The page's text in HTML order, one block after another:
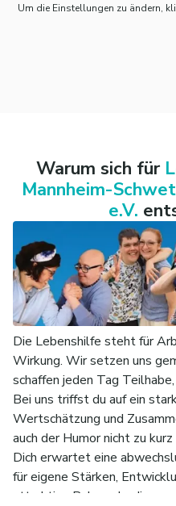
Um die Einstellungen zu ändern,
Warum sich für
Mannheim-
e.V.
Die Lebenshilfe steht für
Wirkung. Wir setzen uns
schaffen jeden Tag
Bei uns triffst du auf ein
Wertschätzung und
auch der Humor nicht zu
Dich erwartet eine
für eigene Stärken,
attraktive